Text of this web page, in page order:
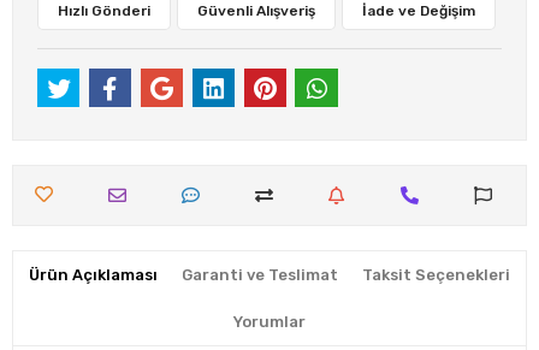
Hızlı Gönderi Güvenli Alışveriş İade ve Değişim
Ürün Açıklaması Garanti ve Teslimat Taksit Seçenekleri
Yorumlar